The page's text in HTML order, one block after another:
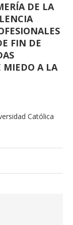
DE LA
FIN DE
MIEDO A LA
Católica